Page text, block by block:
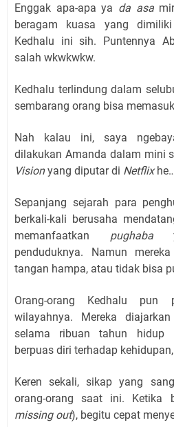
Enggak apa-apa ya da asa
beragam kuasa yang
Kedhalu ini sih. Puntennya
salah wkwkwkw.
Kedhalu terlindung dalam
sembarang orang bisa
Nah kalau ini, saya
dilakukan Amanda dalam mini
Visionyang diputar di Netflix
Sepanjang sejarah para
berkali-kali berusaha
memanfaatkan pughaba
penduduknya. Namun
tangan hampa, atau tidak bisa
Orang-orang Kedhalu pun
wilayahnya. Mereka
selama ribuan tahun hidup
berpuas diri terhadap
Keren sekali, sikap yang
orang-orang saat ini. Ketika
missing out), begitu cepat